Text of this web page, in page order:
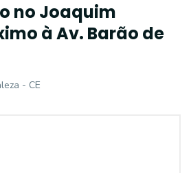
no Joaquim
à Av. Barão de
- CE